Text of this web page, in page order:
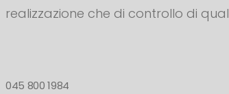
realizzazione che di controllo di
045 800 1984